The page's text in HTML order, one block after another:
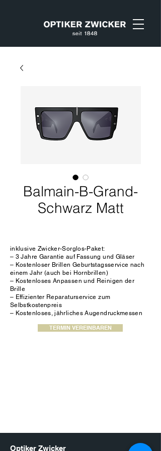
Balmain-B-Grand-
Schwarz Matt
inklusive Zwicker-Sorglos-Paket:
– 3 Jahre Garantie auf Fassung und Gläser
– Kostenloser Brillen Geburtstagsservice nach
einem Jahr (auch bei Hornbrillen)
– Kostenloses Anpassen und Reinigen der
Brille
– Effizienter Reparaturservice zum
Selbstkostenpreis
– Kostenloses, jährliches Augendruckmessen
TERMIN VEREINBAREN
Optiker Zwicker